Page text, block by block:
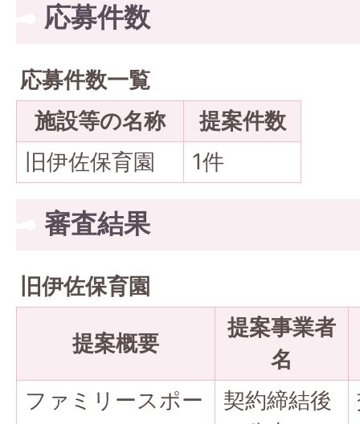
応募件数
応募件数一覧
施設等の名称
提案件数
旧伊佐保育園
1件
審査結果
旧伊佐保育園
提案概要
提案事業者
名
ファミリースポー
契約締結後